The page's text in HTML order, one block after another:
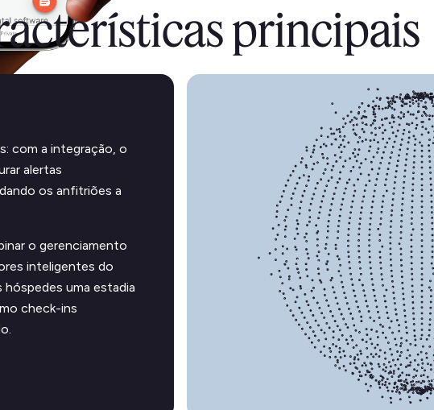
principais
com a integração, o
alertas
os anfitriões a
o gerenciamento
inteligentes do
uma estadia
check-ins